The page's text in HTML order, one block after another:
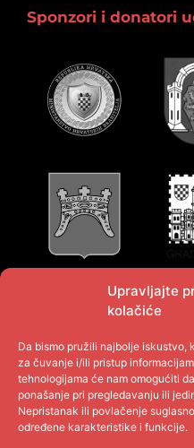
Upravljajte
kolačiće
Da bismo pružili najbolje
za čuvanje i/ili pristup
tehnologijama će nam omogućiti
ponašanje pri pregledavanju ili
Nepristanak ili povlačenje
određene karakteristike i funkcije.
Sponzori i donatori